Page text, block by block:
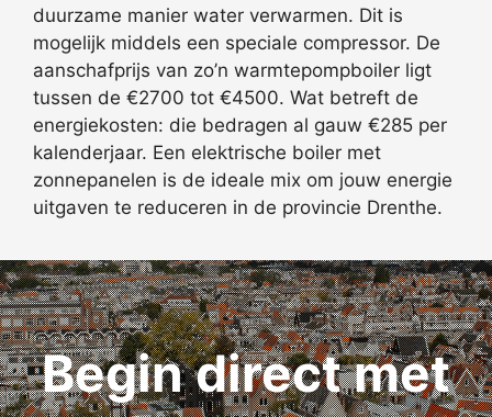
duurzame manier water verwarmen. Dit is
mogelijk middels een speciale compressor. De
aanschafprijs van zo’n warmtepompboiler ligt
tussen de €2700 tot €4500. Wat betreft de
energiekosten: die bedragen al gauw €285 per
kalenderjaar. Een elektrische boiler met
zonnepanelen is de ideale mix om jouw energie
uitgaven te reduceren in de provincie Drenthe.
Begin direct met